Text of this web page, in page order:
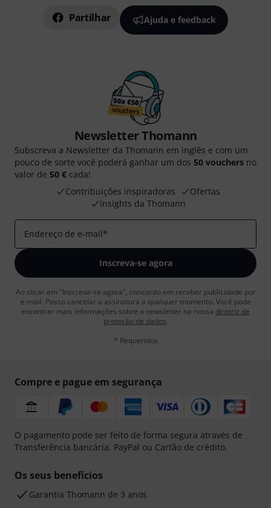
Partilhar Ajuda e feedback
Newsletter Thomann
Subscreva a Newsletter da Thomann em inglês e com um
pouco de sorte você poderá ganhar um dos 50 vouchers no
valor de 50 € cada!
Contribuições inspiradoras
Ofertas
Insights da Thomann
Endereço de e-mail*
Inscreva-se agora
Ao clicar em "Inscreva-se agora", concordo em receber publicidade por
e-mail. Posso cancelar a assinatura a qualquer momento. Você pode
encontrar mais informações sobre a newsletter na nossa diretriz de
proteção de dados.
* Requeridos
Compre e pague em segurança
O pagamento pode ser feito de forma segura através de
Transferência bancária, PayPal ou Cartão de crédito.
Os seus benefícios
Garantia Thomann de 3 anos